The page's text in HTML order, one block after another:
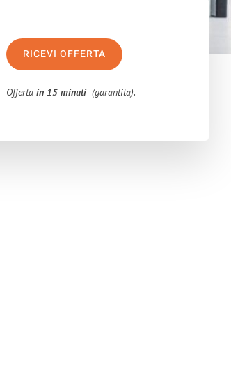
RICEVI OFFERTA
Offertain 15 minuti (garantita).